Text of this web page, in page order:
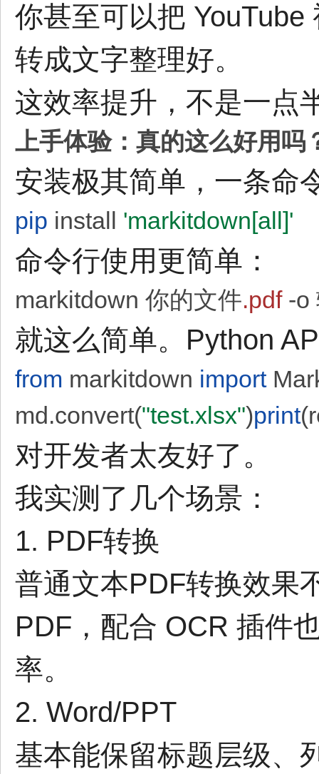
你甚至可以把
转成文字整理好。
这效率提升，不是一点
上手体验：真的这么好用吗
安装极其简单，一条命
pip install 'markitdown[all]'
命令行使用更简单：
markitdown 你的文件.pdf-o
就这么简单。Python
from markitdown import
md.convert("test.xlsx")print
对开发者太友好了。
我实测了几个场景：
1. PDF转换
普通文本PDF转换效果
PDF，配合 OCR 插件
率。
2. Word/PPT
基本能保留标题层级、